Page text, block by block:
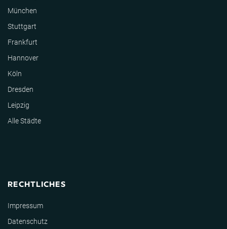
München
Stuttgart
Frankfurt
Hannover
Köln
Dresden
Leipzig
Alle Städte
RECHTLICHES
Impressum
Datenschutz